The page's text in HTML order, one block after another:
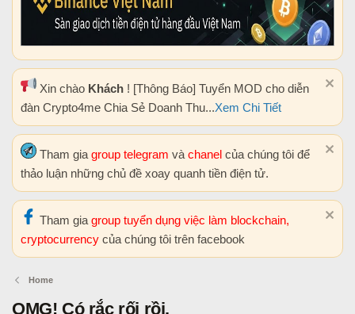
Xin chào Khách ! [Thông Báo] Tuyển MOD cho diễn
đàn Crypto4me Chia Sẻ Doanh Thu...Xem Chi Tiết
Tham gia group telegram và chanel của chúng tôi để
thảo luận những chủ đề xoay quanh tiền điện tử.
Tham gia group tuyển dụng việc làm blockchain,
cryptocurrency của chúng tôi trên facebook
Home
OMG! Có rắc rối rồi.